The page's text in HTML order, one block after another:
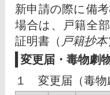
新申請の際に備
場合は、戸籍全
証明書（ 戸籍抄本
変更届・毒物劇
１　変更届（毒